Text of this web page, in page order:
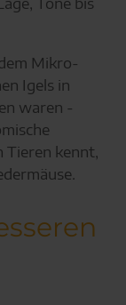
Mikro-
Igels in
waren -
Tieren kennt,